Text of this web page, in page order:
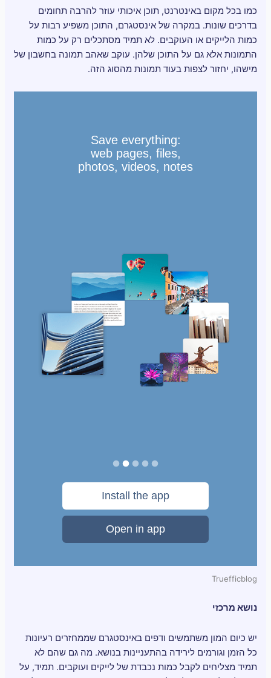
כמו בכל מקום באינטרנט, תוכן איכותי עוזר להרבה תחומים
בדרכים שונות. במקרה של אינסטגרם, התוכן משפיע רבות על
כמות הלייקים או העוקבים. לא תמיד מסתכלים רק על כמות
התמונות אלא גם על התוכן שלהן. עוקב שאהב תמונה בחשבון של
מישהו, יחזור לצפות בעוד תמונות מהסוג הזה.
Truefficblog
נושא מרכזי
יש כיום המון משתמשים ודפים באינסטגרם שממחזרים רעיונות
כל הזמן וגורמים לירידה בהתעניינות בנושא. מה גם שהם לא
תמיד מצליחים לקבל כמות נכבדת של לייקים ועוקבים. תמיד, על